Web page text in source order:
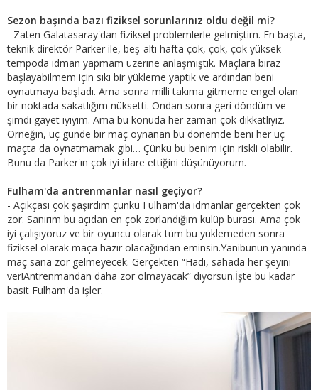
Sezon başında bazı fiziksel sorunlarınız oldu değil mi?
- Zaten Galatasaray'dan fiziksel problemlerle gelmiştim. En başta,
teknik direktör Parker ile, beş-altı hafta çok, çok, çok yüksek
tempoda idman yapmam üzerine anlaşmıştık. Maçlara biraz
başlayabilmem için sıkı bir yükleme yaptık ve ardından beni
oynatmaya başladı. Ama sonra milli takıma gitmeme engel olan
bir noktada sakatlığım nüksetti. Ondan sonra geri döndüm ve
şimdi gayet iyiyim. Ama bu konuda her zaman çok dikkatliyiz.
Örneğin, üç günde bir maç oynanan bu dönemde beni her üç
maçta da oynatmamak gibi… Çünkü bu benim için riskli olabilir.
Bunu da Parker'ın çok iyi idare ettiğini düşünüyorum.
Fulham'da antrenmanlar nasıl geçiyor?
- Açıkçası çok şaşırdım çünkü Fulham'da idmanlar gerçekten çok
zor. Sanırım bu açıdan en çok zorlandığım kulüp burası. Ama çok
iyi çalışıyoruz ve bir oyuncu olarak tüm bu yüklemeden sonra
fiziksel olarak maça hazır olacağından eminsin.Yanibunun yanında
maç sana zor gelmeyecek. Gerçekten “Hadi, sahada her şeyini
ver!Antrenmandan daha zor olmayacak” diyorsun.İşte bu kadar
basit Fulham'da işler.